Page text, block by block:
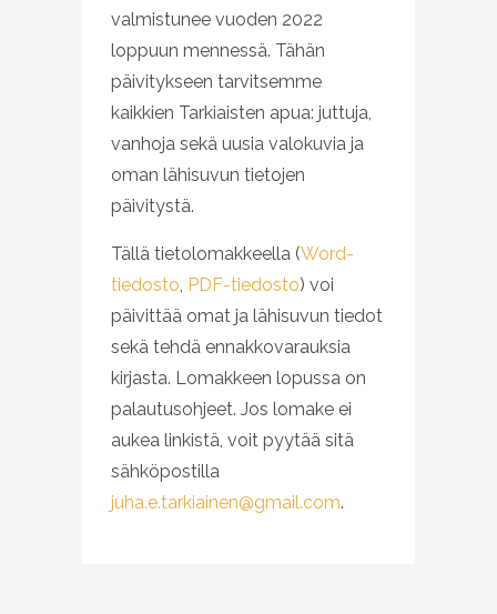
valmistunee vuoden 2022
loppuun mennessä. Tähän
päivitykseen tarvitsemme
kaikkien Tarkiaisten apua: juttuja,
vanhoja sekä uusia valokuvia ja
oman lähisuvun tietojen
päivitystä.
Tällä tietolomakkeella (Word-
tiedosto, PDF-tiedosto) voi
päivittää omat ja lähisuvun tiedot
sekä tehdä ennakkovarauksia
kirjasta. Lomakkeen lopussa on
palautusohjeet. Jos lomake ei
aukea linkistä, voit pyytää sitä
sähköpostilla
juha.e.tarkiainen@gmail.com.